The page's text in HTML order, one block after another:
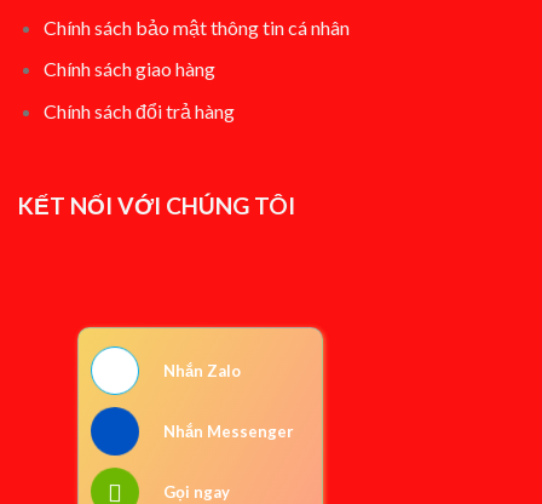
Chính sách bảo mật thông tin cá nhân
Chính sách giao hàng
Chính sách đổi trả hàng
KẾT NỐI VỚI CHÚNG TÔI
Nhắn Zalo
Nhắn Messenger
Gọi ngay